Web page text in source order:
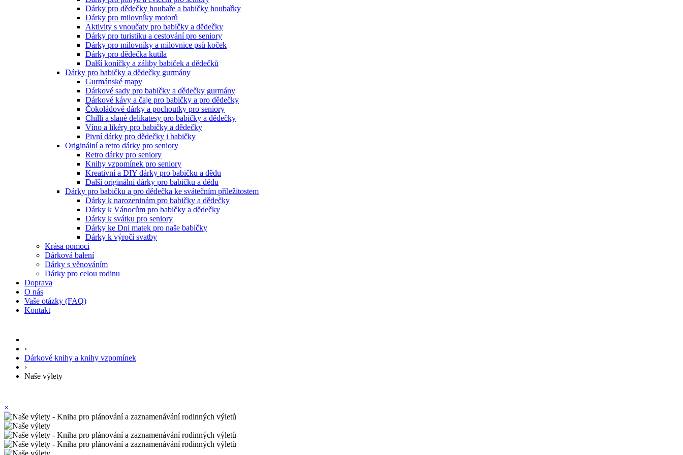
Dárky pro dědečky houbaře a babičky houbařky
Dárky pro milovníky motorů
Aktivity s vnoučaty pro babičky a dědečky
Dárky pro turistiku a cestování pro seniory
Dárky pro milovníky a milovnice psů koček
Dárky pro dědečka kutila
Další koníčky a záliby babiček a dědečků
Dárky pro babičky a dědečky gurmány
Gurmánské mapy
Dárkové sady pro babičky a dědečky gurmány
Dárkové kávy a čaje pro babičky a pro dědečky
Čokoládové dárky a pochoutky pro seniory
Chilli a slané delikatesy pro babičky a dědečky
Víno a likéry pro babičky a dědečky
Pivní dárky pro dědečky i babičky
Originální a retro dárky pro seniory
Retro dárky pro seniory
Knihy vzpomínek pro seniory
Kreativní a DIY dárky pro babičku a dědu
Další originální dárky pro babičku a dědu
Dárky pro babičku a pro dědečka ke svátečním příležitostem
Dárky k narozeninám pro babičky a dědečky
Dárky k Vánocům pro babičky a dědečky
Dárky k svátku pro seniory
Dárky ke Dni matek pro naše babičky
Dárky k výročí svatby
Krása pomoci
Dárková balení
Dárky s věnováním
Dárky pro celou rodinu
Doprava
O nás
Vaše otázky (FAQ)
Kontakt
›
Dárkové knihy a knihy vzpomínek
›
Naše výlety
×